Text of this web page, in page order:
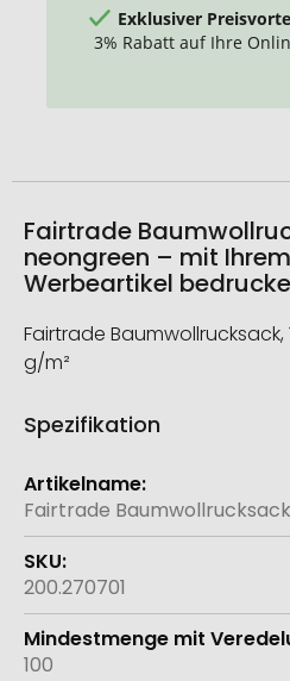
Exklusiver
3% Rabatt auf Ihre
Fairtrade
neongreen – mit
Werbeartikel
Fairtrade Baumwollrucksack,
g/m²
Spezifikation
Weitere
Informationen
Fairtrade
200.270701
100